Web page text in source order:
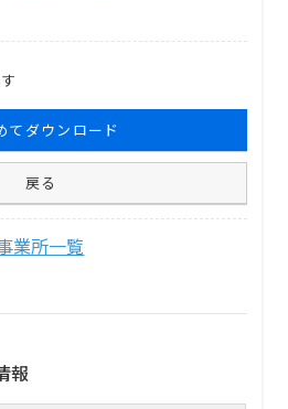
てダウンロード
戻る
業所一覧
報